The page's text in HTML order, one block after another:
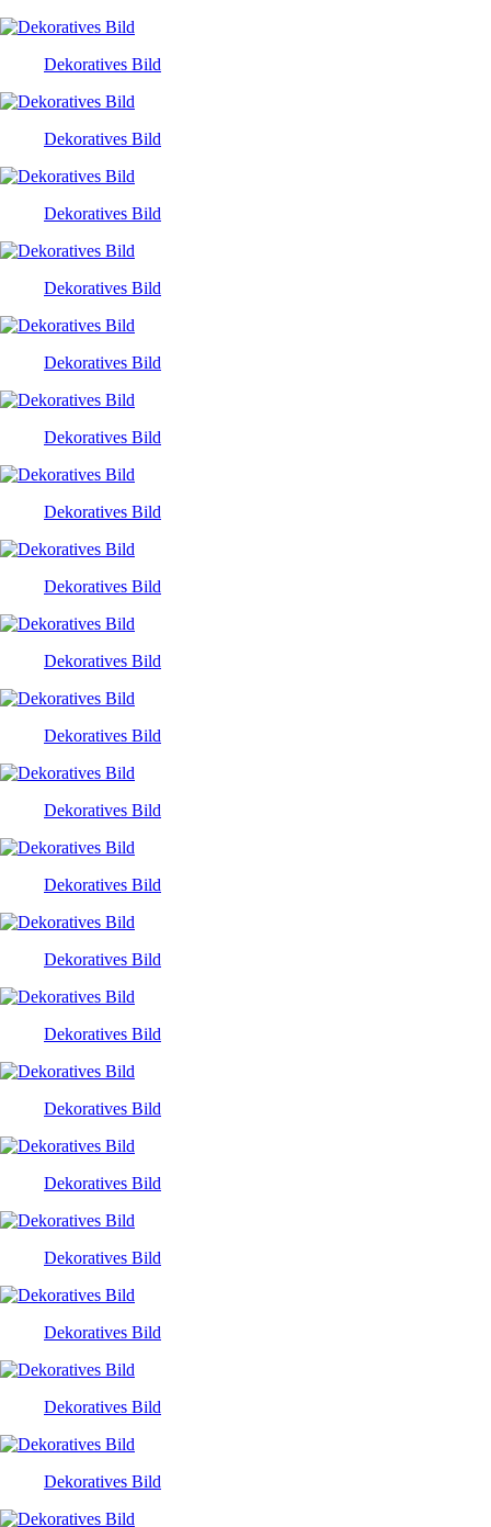
Dekoratives Bild
Dekoratives Bild
Dekoratives Bild
Dekoratives Bild
Dekoratives Bild
Dekoratives Bild
Dekoratives Bild
Dekoratives Bild
Dekoratives Bild
Dekoratives Bild
Dekoratives Bild
Dekoratives Bild
Dekoratives Bild
Dekoratives Bild
Dekoratives Bild
Dekoratives Bild
Dekoratives Bild
Dekoratives Bild
Dekoratives Bild
Dekoratives Bild